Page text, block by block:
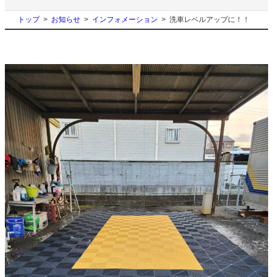
トップ お知らせ インフォメーション 洗車レベルアップに！！